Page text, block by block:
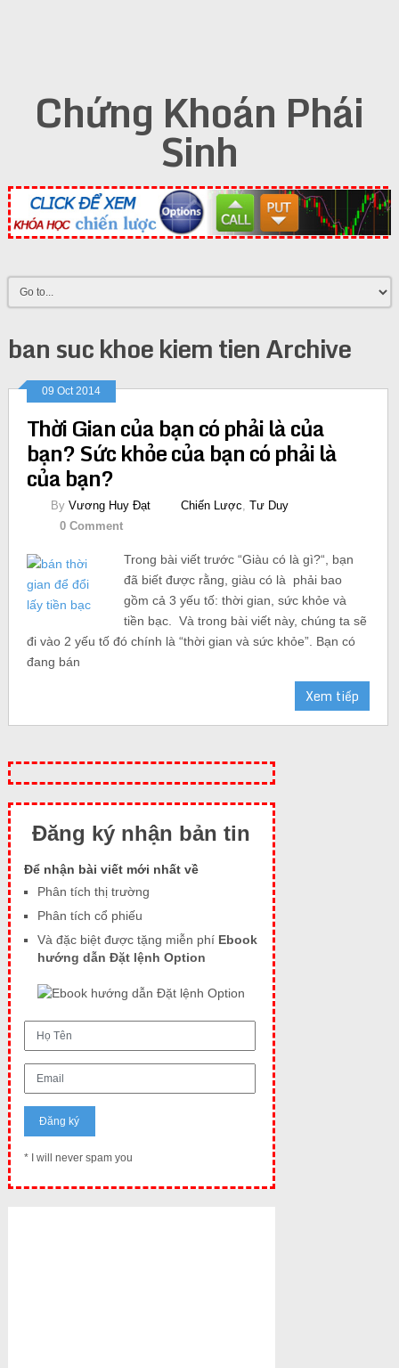
Chứng Khoán Phái
Sinh
ban suc khoe kiem tien Archive
09 Oct 2014
Thời Gian của bạn có phải là của
bạn? Sức khỏe của bạn có phải là
của bạn?
By Vương Huy Đạt Chiến Lược Tư Duy
0 Comment
Trong bài viết trước “Giàu có là gì?“, bạn
đã biết được rằng, giàu có là phải bao
gồm cả 3 yếu tố: thời gian, sức khỏe và
tiền bạc. Và trong bài viết này, chúng ta sẽ
đi vào 2 yếu tố đó chính là “thời gian và sức khỏe”. Bạn có
đang bán
Xem tiếp
Đăng ký nhận bản tin
Để nhận bài viết mới nhất về
Phân tích thị trường
Phân tích cổ phiếu
Và đặc biệt được tặng miễn phí Ebook
hướng dẫn Đặt lệnh Option
* I will never spam you